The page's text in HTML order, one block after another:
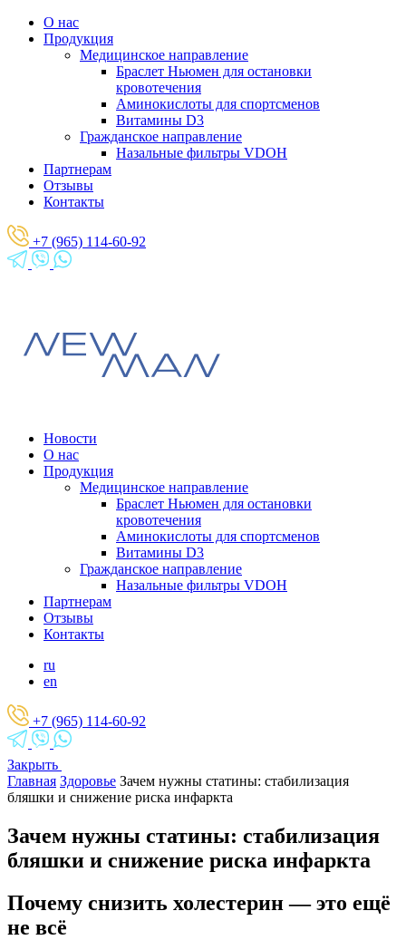
О нас
Продукция
Медицинское направление
Браслет Ньюмен для остановки
кровотечения
Аминокислоты для спортсменов
Витамины D3
Гражданское направление
Назальные фильтры VDOH
Партнерам
Отзывы
Контакты
+7 (965) 114-60-92
Новости
О нас
Продукция
Медицинское направление
Браслет Ньюмен для остановки
кровотечения
Аминокислоты для спортсменов
Витамины D3
Гражданское направление
Назальные фильтры VDOH
Партнерам
Отзывы
Контакты
ru
en
+7 (965) 114-60-92
Закрыть
Главная Здоровье Зачем нужны статины: стабилизация
бляшки и снижение риска инфаркта
Зачем нужны статины: стабилизация
бляшки и снижение риска инфаркта
Почему снизить холестерин — это ещё
не всё